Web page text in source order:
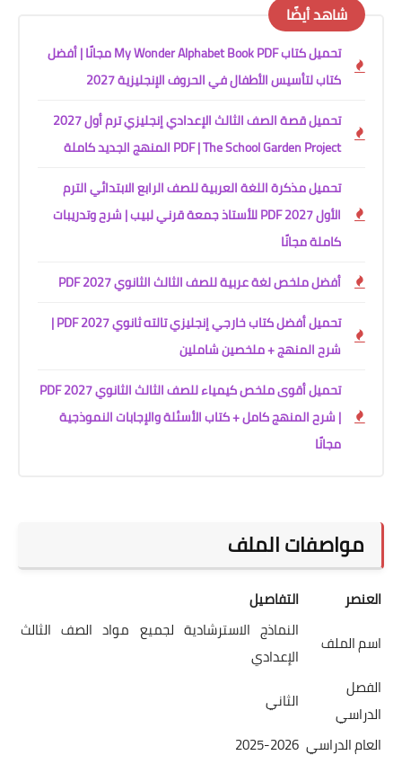
شاهد أيضًا
تحميل كتاب My Wonder Alphabet Book PDF مجانًا | أفضل
كتاب لتأسيس الأطفال في الحروف الإنجليزية 2027
تحميل قصة الصف الثالث الإعدادي إنجليزي ترم أول 2027
PDF | The School Garden Project المنهج الجديد كاملة
تحميل مذكرة اللغة العربية للصف الرابع الابتدائي الترم
الأول 2027 PDF للأستاذ جمعة قرني لبيب | شرح وتدريبات
كاملة مجانًا
أفضل ملخص لغة عربية للصف الثالث الثانوي 2027 PDF
تحميل أفضل كتاب خارجي إنجليزي تالته ثانوي 2027 PDF |
شرح المنهج + ملخصين شاملين
تحميل أقوى ملخص كيمياء للصف الثالث الثانوي 2027 PDF
| شرح المنهج كامل + كتاب الأسئلة والإجابات النموذجية
مجانًا
مواصفات الملف
العنصر
التفاصيل
اسم الملف
النماذج الاسترشادية لجميع مواد الصف الثالث
الإعدادي
الفصل
الدراسي
الثاني
العام الدراسي 2025-2026